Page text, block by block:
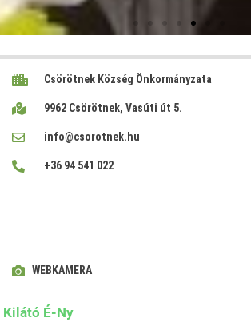
Csörötnek Község Önkormányzata
9962 Csörötnek, Vasúti út 5.
info@csorotnek.hu
+36 94 541 022
WEBKAMERA
Kilátó É-Ny